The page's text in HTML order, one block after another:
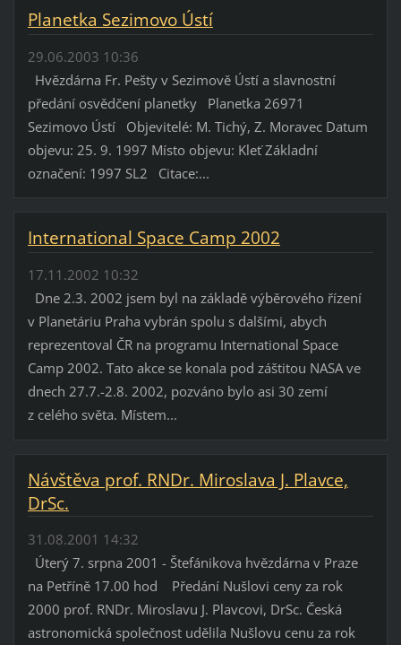
Planetka Sezimovo Ústí
29.06.2003 10:36
Hvězdárna Fr. Pešty v Sezimově Ústí a slavnostní
předání osvědčení planetky Planetka 26971
Sezimovo Ústí Objevitelé: M. Tichý, Z. Moravec Datum
objevu: 25. 9. 1997 Místo objevu: Kleť Základní
označení: 1997 SL2 Citace:...
International Space Camp 2002
17.11.2002 10:32
Dne 2.3. 2002 jsem byl na základě výběrového řízení
v Planetáriu Praha vybrán spolu s dalšími, abych
reprezentoval ČR na programu International Space
Camp 2002. Tato akce se konala pod záštitou NASA ve
dnech 27.7.-2.8. 2002, pozváno bylo asi 30 zemí
z celého světa. Místem...
Návštěva prof. RNDr. Miroslava J. Plavce,
DrSc.
31.08.2001 14:32
Úterý 7. srpna 2001 - Štefánikova hvězdárna v Praze
na Petříně 17.00 hod Předání Nušlovi ceny za rok
2000 prof. RNDr. Miroslavu J. Plavcovi, DrSc. Česká
astronomická společnost udělila Nušlovu cenu za rok